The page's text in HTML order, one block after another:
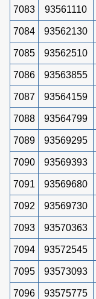
7083 93561110
7084 93562130
7085 93562510
7086 93563855
7087 93564159
7088 93564799
7089 93569295
7090 93569393
7091 93569680
7092 93569730
7093 93570363
7094 93572545
7095 93573093
7096 93575775